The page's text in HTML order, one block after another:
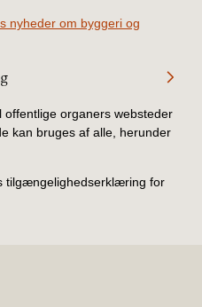
nyheder om byggeri og
organers websteder
kan bruges af alle, herunder
tilgængelighedserklæring for